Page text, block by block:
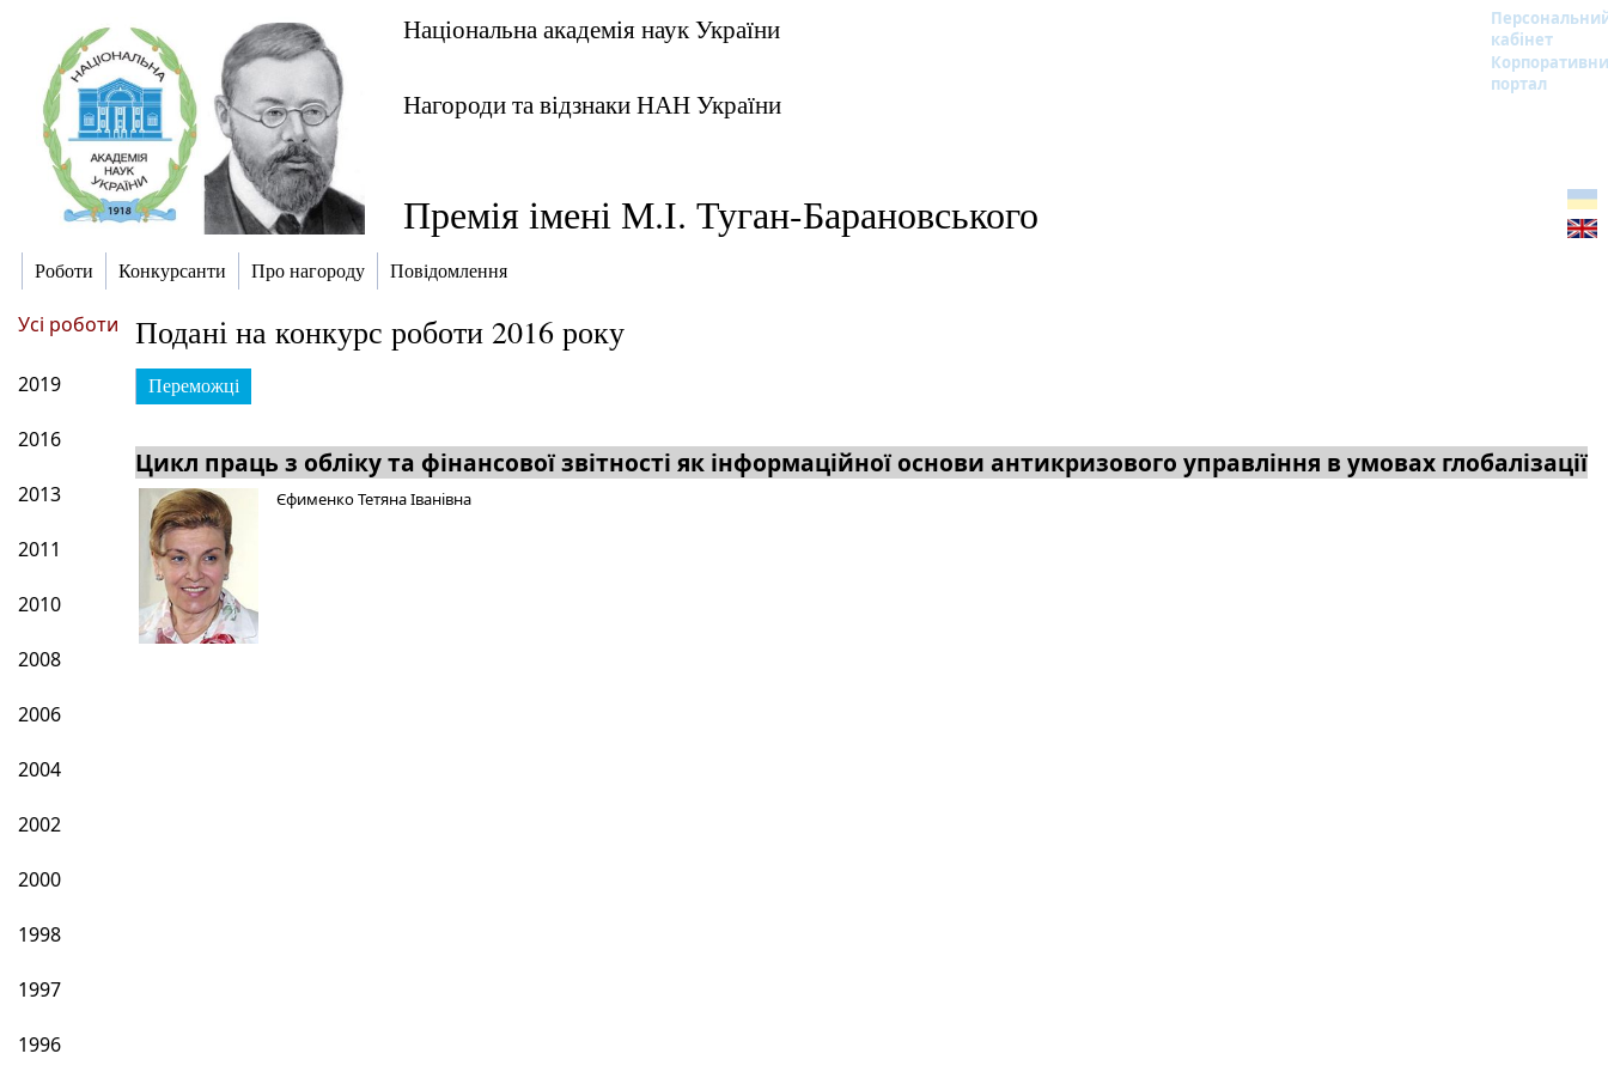
Національна академія наук України
кабінет
портал
Нагороди та відзнаки НАН України
Премія імені М.І. Туган-Барановського
Роботи Конкурсанти Про нагороду Повідомлення
Усі роботи
2019
2016
2013
2011
2010
2008
2006
2004
2002
2000
1998
1997
1996
Подані на конкурс роботи 2016 року
Переможці
Цикл праць з обліку та фінансової звітності як інформаційної основи антикризового управління в умовах глобалізації
Єфименко Тетяна Іванівна